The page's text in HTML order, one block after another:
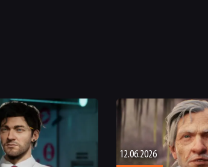
12.06.2026